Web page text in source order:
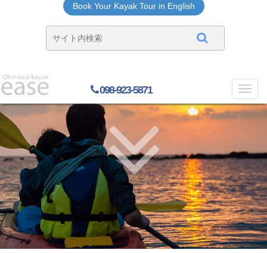
Book Your Kayak Tour in English
098-923-5871